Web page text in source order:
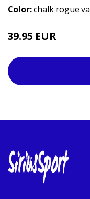
Color:chalk rogue
39.95 EUR